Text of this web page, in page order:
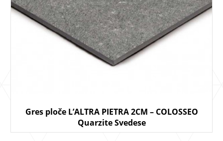
Gres ploče L’ALTRA PIETRA 2CM – COLOSSEO
Quarzite Svedese